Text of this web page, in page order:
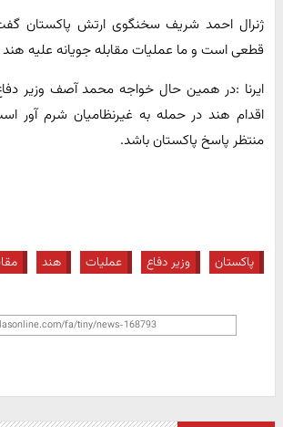
ژنرال احمد شریف سخنگوی ارتش پاکستان
قطعی است و ما عملیات مقابله جویانه علیه هند
ایرنا :در همین حال خواجه محمد آصف وزیر
اقدام هند در حمله به غیرنظامیان شرم آور
منتظر پاسخ پاکستان باشد.
پاکستان وزیر دفاع عملیات هند